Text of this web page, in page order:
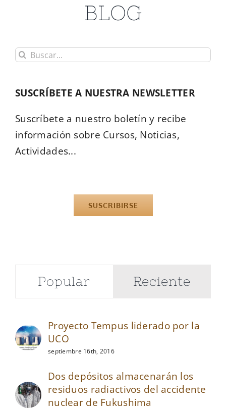
BLOG
Buscar:
SUSCRÍBETE A NUESTRA NEWSLETTER
Suscríbete a nuestro boletín y recibe
información sobre Cursos, Noticias,
Actividades...
SUSCRIBIRSE
Popular Reciente
Proyecto Tempus liderado por la
UCO
septiembre 16th, 2016
Dos depósitos almacenarán los
residuos radiactivos del accidente
nuclear de Fukushima